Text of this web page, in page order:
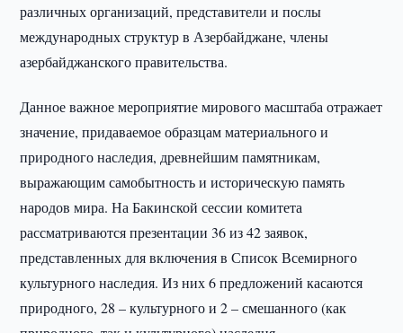
различных организаций, представители и послы
международных структур в Азербайджане, члены
азербайджанского правительства.
Данное важное мероприятие мирового масштаба отражает
значение, придаваемое образцам материального и
природного наследия, древнейшим памятникам,
выражающим самобытность и историческую память
народов мира. На Бакинской сессии комитета
рассматриваются презентации 36 из 42 заявок,
представленных для включения в Список Всемирного
культурного наследия. Из них 6 предложений касаются
природного, 28 – культурного и 2 – смешанного (как